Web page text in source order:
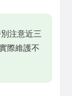
注意近三
際維護不